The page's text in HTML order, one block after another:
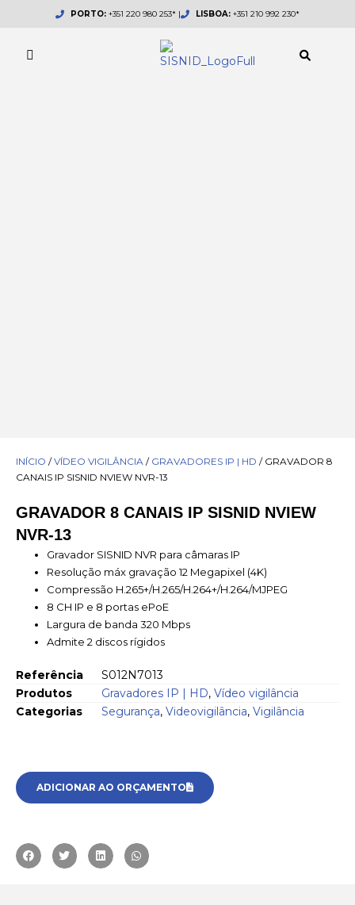
PORTO: +351 220 980 253* | LISBOA:+351 210 992 230*
INÍCIO /VÍDEO VIGILÂNCIA / GRAVADORES IP | HD / GRAVADOR 8
CANAIS IP SISNID NVIEW NVR-13
GRAVADOR 8 CANAIS IP SISNID NVIEW
NVR-13
Gravador SISNID NVR para câmaras IP
Resolução máx gravação 12 Megapixel (4K)
Compressão H.265+/H.265/H.264+/H.264/MJPEG
8 CH IP e 8 portas ePoE
Largura de banda 320 Mbps
Admite 2 discos rígidos
Referência
S012N7013
Produtos
Gravadores IP | HD, Vídeo vigilância
Categorias
Segurança, Videovigilância, Vigilância
ADICIONAR AO ORÇAMENTO